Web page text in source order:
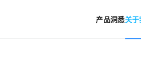
产品洞悉关于